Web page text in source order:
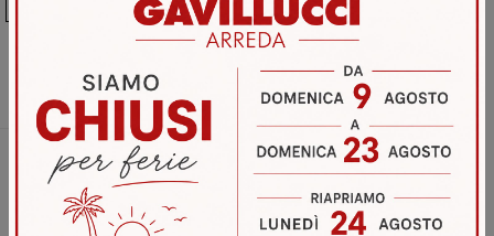
Sfoglia i cataloghi
Ho preso visione dellaPrivacy Policy